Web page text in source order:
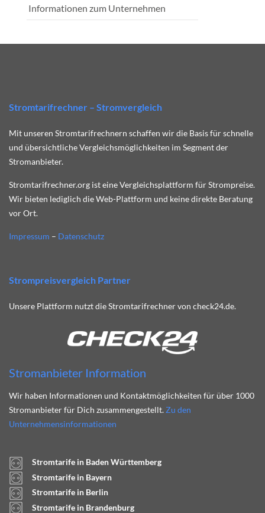
Informationen zum Unternehmen
Stromtarifrechner – Stromvergleich
Mit unseren Stromtarifrechnern schaffen wir die Basis für schnelle
und übersichtliche Vergleichsmöglichkeiten im Segment der
Stromanbieter.
Stromtarifrechner.org ist eine Vergleichsplattform für Strompreise.
Wir bieten lediglich die Web-Plattform und keine direkte Beratung
vor Ort.
Impressum – Datenschutz
Strompreisvergleich Partner
Unsere Plattform nutzt die Stromtarifrechner von check24.de.
Stromanbieter Information
Wir haben Informationen und Kontaktmöglichkeiten für über 1000
Stromanbieter für Dich zusammengestellt.Zu den
Unternehmensinformationen
Stromtarife in Baden Württemberg
Stromtarife in Bayern
Stromtarife in Berlin
Stromtarife in Brandenburg